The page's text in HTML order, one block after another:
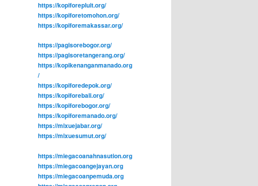
https://kopiforepluit.org/
https://kopiforetomohon.org/
https://kopiforemakassar.org/
https://pagisorebogor.org/
https://pagisoretangerang.org/
https://kopikenanganmanado.org
/
https://kopiforedepok.org/
https://kopiforebali.org/
https://kopiforebogor.org/
https://kopiforemanado.org/
https://mixuejabar.org/
https://mixuesumut.org/
https://miegacoanahnasution.org
https://miegacoangejayan.org
https://miegacoanpemuda.org